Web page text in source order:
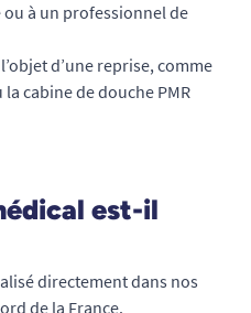
à un professionnel de
d’une reprise, comme
cabine de douche PMR
est-il
directement dans nos
de la France.